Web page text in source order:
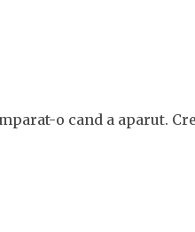
o cand a aparut.